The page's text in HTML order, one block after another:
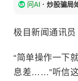
问AI · 炒股骗局
极目新闻通讯
“简单操作一下
息差……”听信这